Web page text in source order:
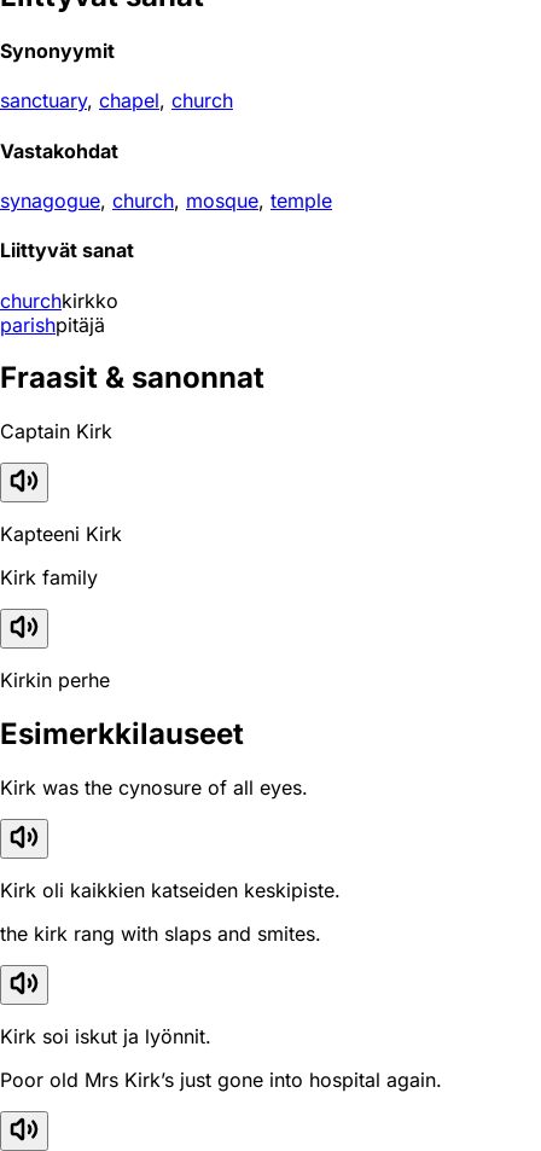
Synonyymit
sanctuary, chapel, church
Vastakohdat
synagogue, church, mosque, temple
Liittyvät sanat
churchkirkko
parishpitäjä
Fraasit & sanonnat
Captain Kirk
Kapteeni Kirk
Kirk family
Kirkin perhe
Esimerkkilauseet
Kirk was the cynosure of all eyes.
Kirk oli kaikkien katseiden keskipiste.
the kirk rang with slaps and smites.
Kirk soi iskut ja lyönnit.
Poor old Mrs Kirk’s just gone into hospital again.